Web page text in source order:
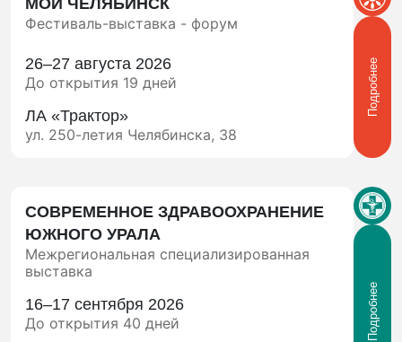
Фестиваль-выставка - форум
26–27 августа 2026
До открытия 19 дней
ЛА «Трактор»
ул. 250-летия Челябинска, 38
Подробнее
СОВРЕМЕННОЕ ЗДРАВООХРАНЕНИЕ
ЮЖНОГО УРАЛА
Межрегиональная специализированная
выставка
16–17 сентября 2026
До открытия 40 дней
Подробнее